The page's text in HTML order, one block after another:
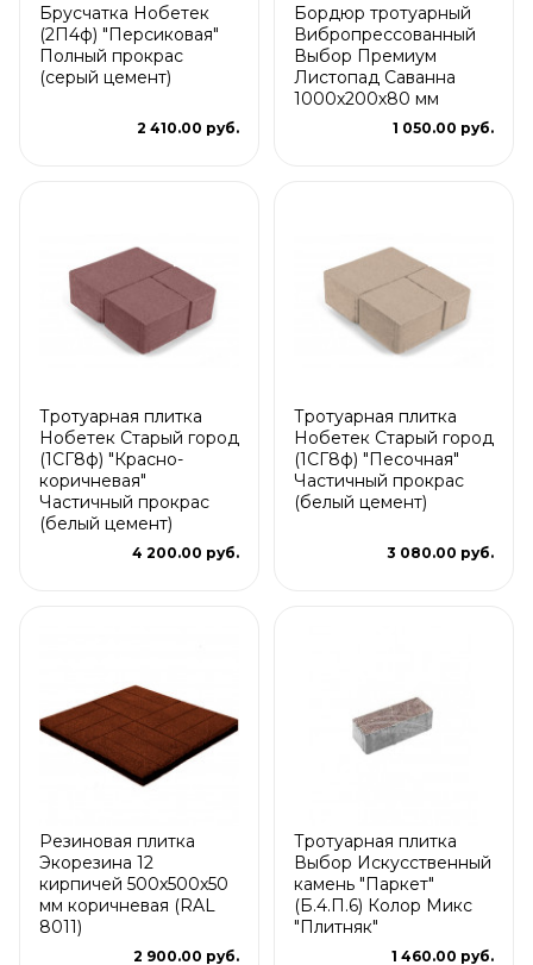
Брусчатка Нобетек
(2П4ф) "Персиковая"
Полный прокрас
(серый цемент)
2 410.00 руб.
Бордюр тротуарный
Вибропрессованный
Выбор Премиум
Листопад Саванна
1000х200х80 мм
1 050.00 руб.
Тротуарная плитка
Нобетек Старый город
(1СГ8ф) "Красно-
коричневая"
Частичный прокрас
(белый цемент)
4 200.00 руб.
Тротуарная плитка
Нобетек Старый город
(1СГ8ф) "Песочная"
Частичный прокрас
(белый цемент)
3 080.00 руб.
Резиновая плитка
Экорезина 12
кирпичей 500x500x50
мм коричневая (RAL
8011)
2 900.00 руб.
Тротуарная плитка
Выбор Искусственный
камень "Паркет"
(Б.4.П.6) Колор Микс
"Плитняк"
1 460.00 руб.